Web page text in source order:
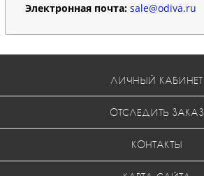
Электронная почта: sale@odiva.ru
ЛИЧНЫЙ КАБИНЕТ
ОТСЛЕДИТЬ ЗАКАЗ
КОНТАКТЫ